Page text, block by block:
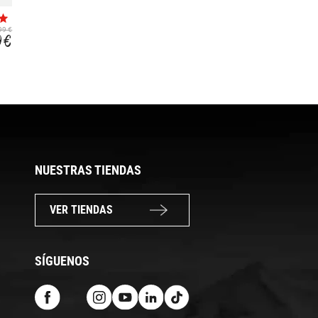
€
€
NUESTRAS TIENDAS
VER TIENDAS
SÍGUENOS